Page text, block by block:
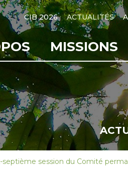
CIB 2026 ACTUALITÉS
MISSIONS
septième session du Comité